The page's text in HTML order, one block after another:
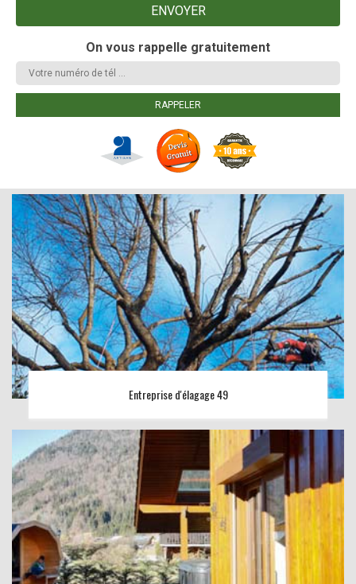
On vous rappelle gratuitement
Entreprise d'élagage 49